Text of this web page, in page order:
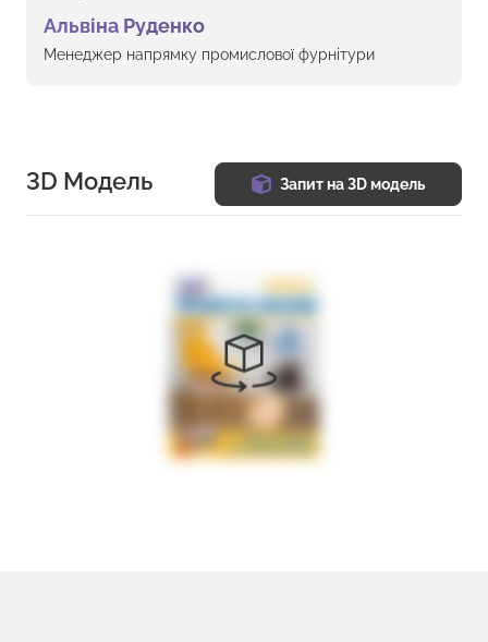
Альвіна Руденко
Менеджер напрямку промислової фурнітури
3D Модель Запит на 3D модель